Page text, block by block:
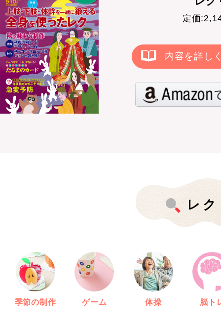
定価
内容を詳し
レ
季節の制作 ゲーム 体操 脳ト